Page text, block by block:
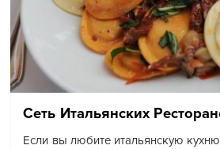
Сеть Итальянских
Если вы любите итальянскую